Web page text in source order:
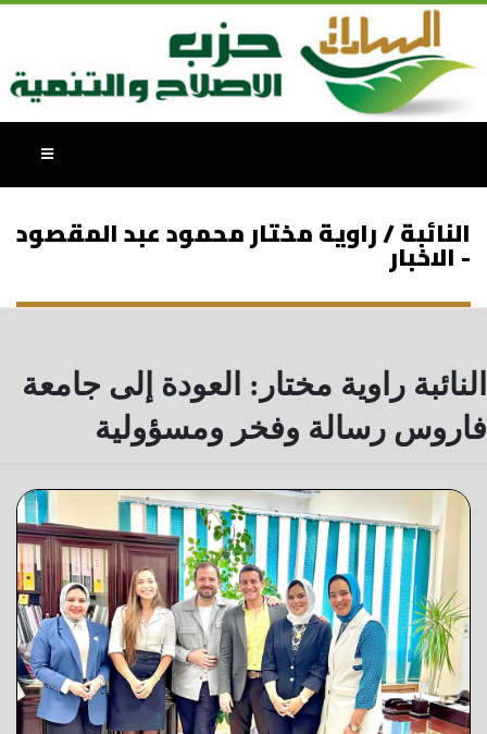
النائبة / راوية مختار محمود عبد المقصود
- الاخبار
النائبة راوية مختار: العودة إلى جامعة
فاروس رسالة وفخر ومسؤولية